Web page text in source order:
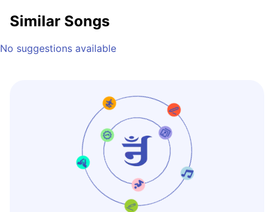
Similar Songs
No suggestions available